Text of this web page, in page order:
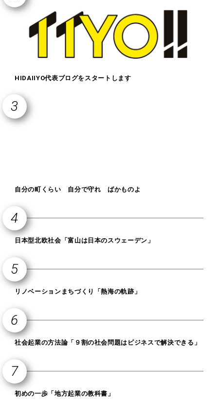
HIDAIIYO代表ブログをスタートします
自分の町くらい 自分で守れ ばかものよ
日本型北欧社会「富山は日本のスウェーデン」
リノベーションまちづくり「熱海の軌跡」
社会起業の方法論「９割の社会問題はビジネスで解決できる」
初めの一歩「地方起業の教科書」